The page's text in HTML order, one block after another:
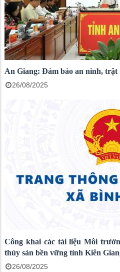
An Giang: Đảm bảo an ninh,
26/08/2025
Công khai các tài liệu Môi
thủy sản bền vững tỉnh Kiên
26/08/2025